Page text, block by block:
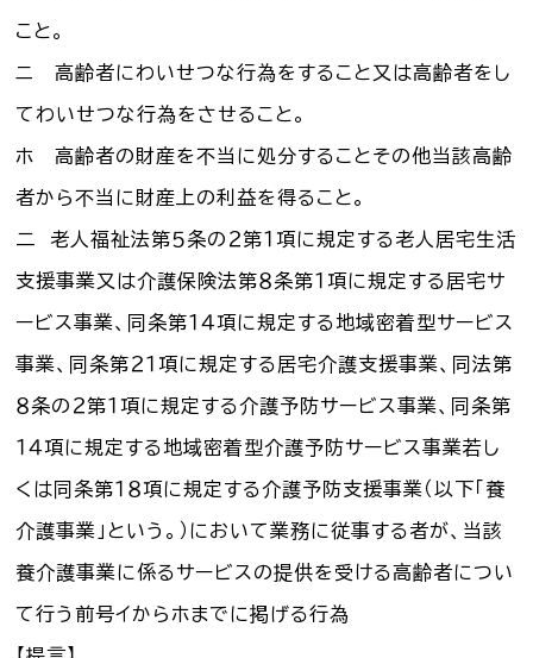
こと。
ニ 高齢者にわいせつな行為をすること又は高齢者をし
てわいせつな行為をさせること。
ホ 高齢者の財産を不当に処分することその他当該高齢
者から不当に財産上の利益を得ること。
二 老人福祉法第５条の２第１項に規定する老人居宅生活
支援事業又は介護保険法第８条第１項に規定する居宅サ
ービス事業、同条第１４項に規定する地域密着型サービス
事業、同条第２１項に規定する居宅介護支援事業、同法第
８条の２第１項に規定する介護予防サービス事業、同条第
１４項に規定する地域密着型介護予防サービス事業若し
くは同条第１８項に規定する介護予防支援事業（以下「養
介護事業」という。）において業務に従事する者が、当該
養介護事業に係るサービスの提供を受ける高齢者につい
て行う前号イからホまでに掲げる行為